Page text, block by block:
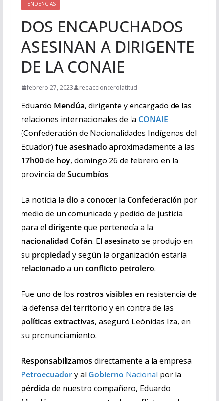
TENDENCIAS
DOS ENCAPUCHADOS
ASESINAN A DIRIGENTE
DE LA CONAIE
febrero 27, 2023 redaccioncerolatitud
Eduardo Mendúa, dirigente y encargado de las
relaciones internacionales de la CONAIE
(Confederación de Nacionalidades Indígenas del
Ecuador) fue asesinado aproximadamente a las
17h00de hoy, domingo 26 de febrero en la
provincia de Sucumbíos.
La noticia la dio a conocerla Confederación por
medio de un comunicado y pedido de justicia
para el dirigenteque pertenecía a la
nacionalidad Cofán. El asesinato se produjo en
su propiedad y según la organización estaría
relacionado a un conflicto petrolero.
Fue uno de los rostros visibles en resistencia de
la defensa del territorio y en contra de las
políticas extractivas, aseguró Leónidas Iza, en
su pronunciamiento.
Responsabilizamos directamente a la empresa
Petroecuadory al Gobierno Nacional por la
pérdida de nuestro compañero, Eduardo